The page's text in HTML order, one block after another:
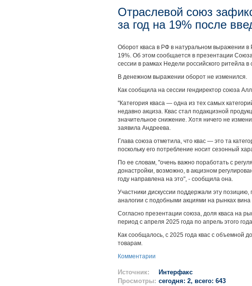
Отраслевой союз
за год на 19% после
Оборот кваса в РФ в натуральном выражении в
19%. Об этом сообщается в презентации
сессии в рамках Недели российского ритейла в
В денежном выражении оборот не изменился.
Как сообщила на сессии гендиректор союза
"Категория кваса — одна из тех самых
недавно акциза. Квас стал подакцизной
значительное снижение. Хотя ничего не
заявила Андреева.
Глава союза отметила, что квас — это та
поскольку его потребление носит сезонный
По ее словам, "очень важно поработать с
донастройки, возможно, в акцизном
году направлена на это", - сообщила она.
Участники дискуссии поддержали эту
аналогии с подобными акциями на рынках вина
Согласно презентации союза, доля кваса на
период с апреля 2025 года по апрель этого
Как сообщалось, с 2025 года квас с объемной
товарам.
Комментарии
Источник:
Интерфакс
Просмотры: сегодня: 2, всего: 643